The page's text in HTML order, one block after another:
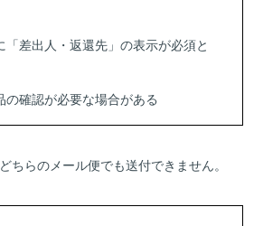
「差出人・返還先」の表示が必須と
の確認が必要な場合がある
ちらのメール便でも送付できません。